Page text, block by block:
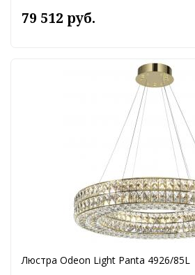
79 512 руб.
Люстра Odeon Light Panta 4926/85L